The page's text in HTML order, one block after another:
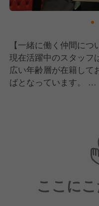
【一緒に働く仲間につ
現在活躍中のスタッフ
広い年齢層が在籍して
ばとなっています。
てくれているスタッフ
現場に関して、料理長
作り上げている一方で
員が協力し合うチー
ここに